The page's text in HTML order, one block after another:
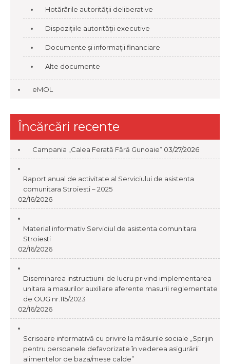
Hotărârile autorității deliberative
Dispozițiile autorității executive
Documente și informații financiare
Alte documente
eMOL
Încărcări recente
Campania „Calea Ferată Fără Gunoaie” 03/27/2026
Raport anual de activitate al Serviciului de asistenta
comunitara Stroiesti – 2025
02/16/2026
Material informativ Serviciul de asistenta comunitara
Stroiesti
02/16/2026
Diseminarea instructiunii de lucru privind implementarea
unitara a masurilor auxiliare aferente masurii reglementate
de OUG nr.115/2023
02/16/2026
Scrisoare informativă cu privire la măsurile sociale „Sprijin
pentru persoanele defavorizate în vederea asigurării
alimentelor de baza/mese calde”